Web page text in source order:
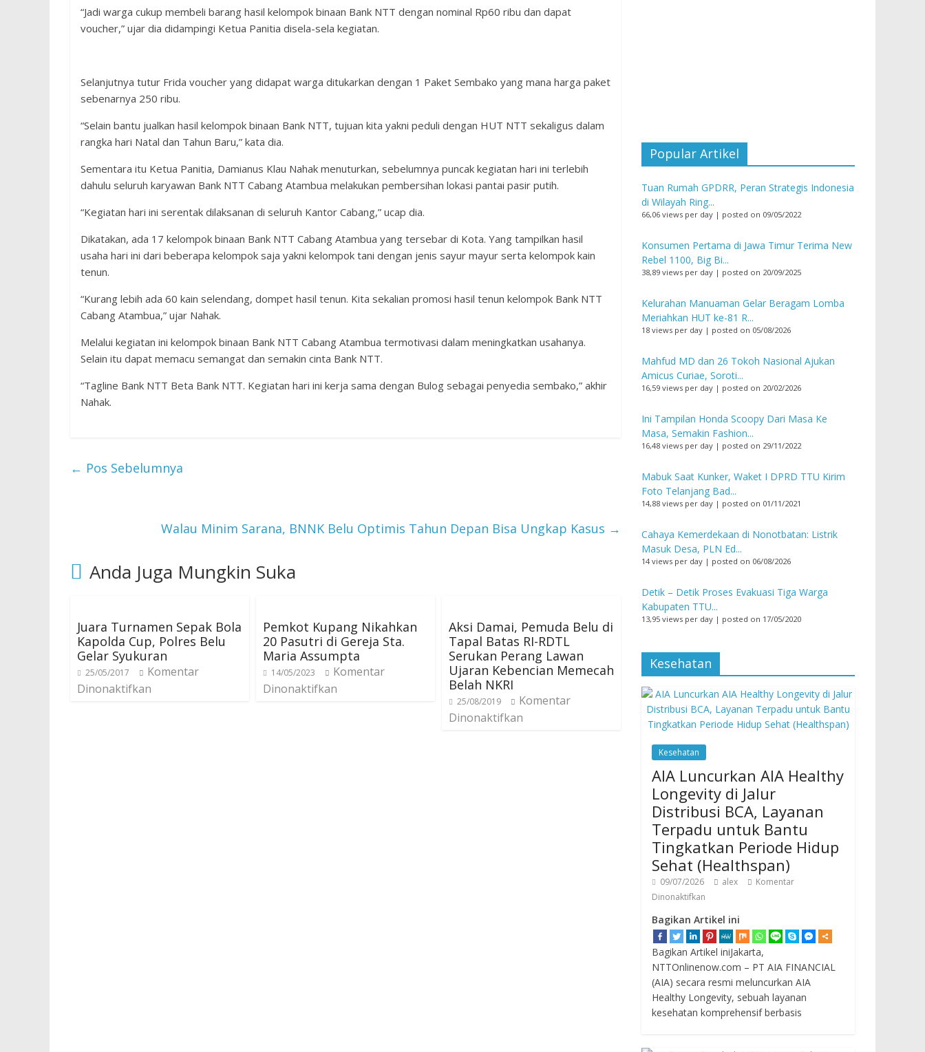
“Jadi warga cukup membeli barang hasil kelompok binaan Bank NTT dengan nominal Rp60 ribu dan dapat
voucher,” ujar dia didampingi Ketua Panitia disela-sela kegiatan.
Selanjutnya tutur Frida voucher yang didapat warga ditukarkan dengan 1 Paket Sembako yang mana harga paket
sebenarnya 250 ribu.
“Selain bantu jualkan hasil kelompok binaan Bank NTT, tujuan kita yakni peduli dengan HUT NTT sekaligus dalam
rangka hari Natal dan Tahun Baru,” kata dia.
Sementara itu Ketua Panitia, Damianus Klau Nahak menuturkan, sebelumnya puncak kegiatan hari ini terlebih
dahulu seluruh karyawan Bank NTT Cabang Atambua melakukan pembersihan lokasi pantai pasir putih.
“Kegiatan hari ini serentak dilaksanan di seluruh Kantor Cabang,” ucap dia.
Dikatakan, ada 17 kelompok binaan Bank NTT Cabang Atambua yang tersebar di Kota. Yang tampilkan hasil
usaha hari ini dari beberapa kelompok saja yakni kelompok tani dengan jenis sayur mayur serta kelompok kain
tenun.
“Kurang lebih ada 60 kain selendang, dompet hasil tenun. Kita sekalian promosi hasil tenun kelompok Bank NTT
Cabang Atambua,” ujar Nahak.
Melalui kegiatan ini kelompok binaan Bank NTT Cabang Atambua termotivasi dalam meningkatkan usahanya.
Selain itu dapat memacu semangat dan semakin cinta Bank NTT.
“Tagline Bank NTT Beta Bank NTT. Kegiatan hari ini kerja sama dengan Bulog sebagai penyedia sembako,” akhir
Nahak.
← Pos Sebelumnya
Walau Minim Sarana, BNNK Belu Optimis Tahun Depan Bisa Ungkap Kasus →
Anda Juga Mungkin Suka
Juara Turnamen Sepak Bola
Kapolda Cup, Polres Belu
Gelar Syukuran
25/05/2017
Komentar
Dinonaktifkan
Pemkot Kupang Nikahkan
20 Pasutri di Gereja Sta.
Maria Assumpta
14/05/2023
Komentar
Dinonaktifkan
Aksi Damai, Pemuda Belu di
Tapal Batas RI-RDTL
Serukan Perang Lawan
Ujaran Kebencian Memecah
Belah NKRI
25/08/2019
Komentar
Dinonaktifkan
Popular Artikel
Tuan Rumah GPDRR, Peran Strategis Indonesia
di Wilayah Ring...
66,06 views per day | posted on 09/05/2022
Konsumen Pertama di Jawa Timur Terima New
Rebel 1100, Big Bi...
38,89 views per day | posted on 20/09/2025
Kelurahan Manuaman Gelar Beragam Lomba
Meriahkan HUT ke-81 R...
18 views per day | posted on 05/08/2026
Mahfud MD dan 26 Tokoh Nasional Ajukan
Amicus Curiae, Soroti...
16,59 views per day | posted on 20/02/2026
Ini Tampilan Honda Scoopy Dari Masa Ke
Masa, Semakin Fashion...
16,48 views per day | posted on 29/11/2022
Mabuk Saat Kunker, Waket I DPRD TTU Kirim
Foto Telanjang Bad...
14,88 views per day | posted on 01/11/2021
Cahaya Kemerdekaan di Nonotbatan: Listrik
Masuk Desa, PLN Ed...
14 views per day | posted on 06/08/2026
Detik – Detik Proses Evakuasi Tiga Warga
Kabupaten TTU...
13,95 views per day | posted on 17/05/2020
Kesehatan
Kesehatan
AIA Luncurkan AIA Healthy
Longevity di Jalur
Distribusi BCA, Layanan
Terpadu untuk Bantu
Tingkatkan Periode Hidup
Sehat (Healthspan)
09/07/2026 alex
Komentar
Dinonaktifkan
Bagikan Artikel ini
Bagikan Artikel iniJakarta,
NTTOnlinenow.com – PT AIA FINANCIAL
(AIA) secara resmi meluncurkan AIA
Healthy Longevity, sebuah layanan
kesehatan komprehensif berbasis